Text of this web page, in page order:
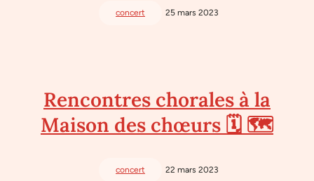
concert 25 mars 2023
Rencontres chorales à la
Maison des chœurs 🗓 🗺
concert 22 mars 2023